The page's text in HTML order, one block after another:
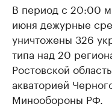
В период с 20:00
июня дежурные
уничтожены 326
типа над 20
Ростовской
акваторией
Минообороны РФ.